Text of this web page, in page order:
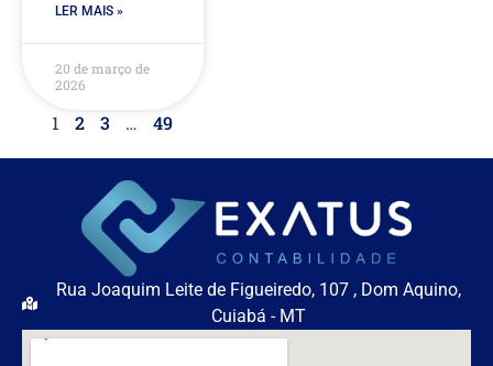
LER MAIS »
20 de março de
2026
1 2 3 … 49
Rua Joaquim Leite de Figueiredo, 107 , Dom Aquino,
Cuiabá - MT